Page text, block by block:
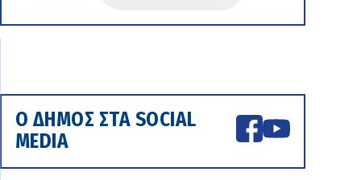
Ο ΔΗΜΟΣ ΣΤΑ SOCIAL
MEDIA